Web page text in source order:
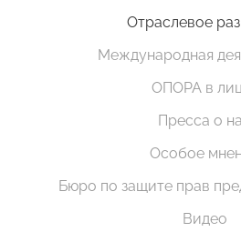
Отраслевое
Международная
ОПОРА в
Пресса о
Особое
Бюро по защите прав
Видео